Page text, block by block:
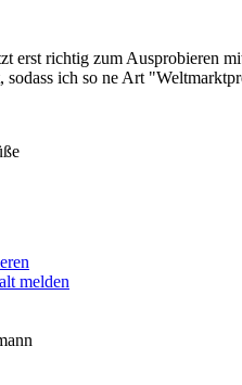
erst richtig zum Ausprobieren
sodass ich so ne Art
melden